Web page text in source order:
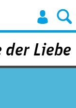
der Liebe